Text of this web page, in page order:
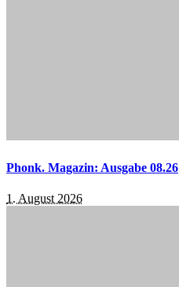
Phonk. Magazin: Ausgabe 08.26
1. August 2026